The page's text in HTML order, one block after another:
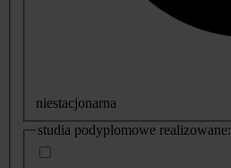
niestacjonarna
studia podyplomowe realizowane: